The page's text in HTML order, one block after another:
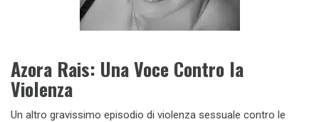
Azora Rais: Una Voce Contro la
Violenza
Un altro gravissimo episodio di violenza sessuale contro le